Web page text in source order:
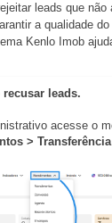
leads que
a qualidade
Kenlo Imob
leads.
acesse o
>